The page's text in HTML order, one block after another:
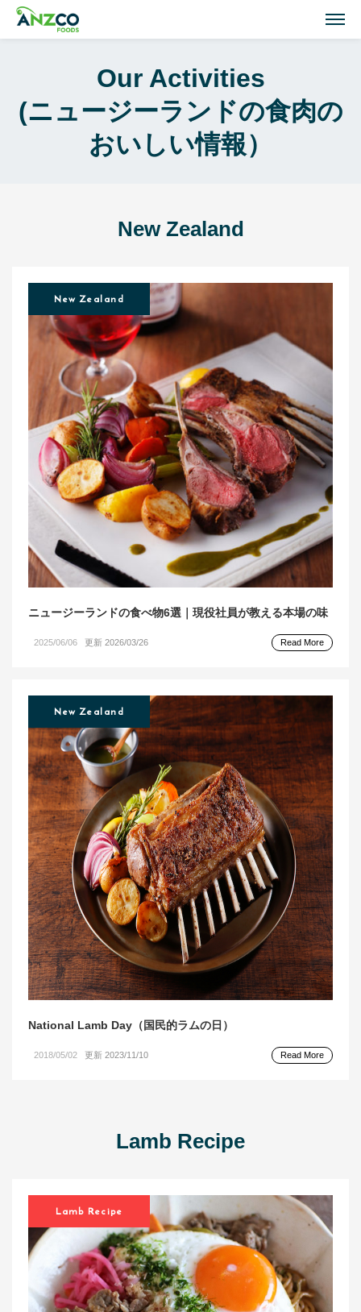
Lamb Recipes
ラム肉のおすすめレシピ
Our Activities
商品紹介(ラム肉・牛肉)
Topics
トピックス
About ANZCO Foods
アンズコフーズとは
Contact Us
お問い合わせ
Materials
牛肉・ラム肉購買担当者向け
お役立ち資料
Our Activities
(ニュージーランドの食肉の
おいしい情報）
New Zealand
ニュージーランドの食べ物6選｜現役社員が教える本場の味
New Zealand
2025/06/06 更新 2026/03/26 Read More
National Lamb Day（国民的ラムの日）
New Zealand
2018/05/02 更新 2023/11/10 Read More
Lamb Recipe
Lamb Recipe